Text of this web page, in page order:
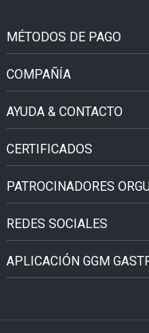
MÉTODOS DE PAGO
COMPAÑÍA
AYUDA & CONTACTO
CERTIFICADOS
PATROCINADORES
REDES SOCIALES
APLICACIÓN GGM